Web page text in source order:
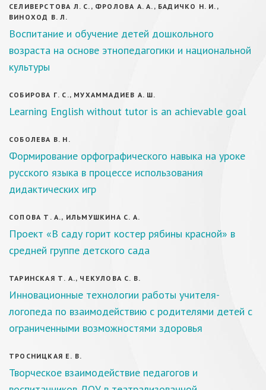
СЕЛИВЕРСТОВА Л. С., ФРОЛОВА А. А., БАДИЧКО Н. И.,
ВИНОХОД В. Л.
Воспитание и обучение детей дошкольного
возраста на основе этнопедагогики и национальной
культуры
СОБИРОВА Г. С., МУХАММАДИЕВ А. Ш.
Learning English without tutor is an achievable goal
СОБОЛЕВА В. Н.
Формирование орфографического навыка на уроке
русского языка в процессе использования
дидактических игр
СОПОВА Т. А., ИЛЬМУШКИНА С. А.
Проект «В саду горит костер рябины красной» в
средней группе детского сада
ТАРИНСКАЯ Т. А., ЧЕКУЛОВА С. В.
Инновационные технологии работы учителя-
логопеда по взаимодействию с родителями детей с
ограниченными возможностями здоровья
ТРОСНИЦКАЯ Е. В.
Творческое взаимодействие педагогов и